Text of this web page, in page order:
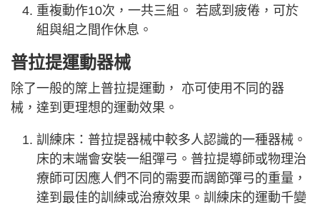
重複動作10次，一共三組。 若感到疲倦，可於
組與組之間作休息。
普拉提運動器械
除了一般的𥱊上普拉提運動， 亦可使用不同的器
械，達到更理想的運動效果。
訓練床：普拉提器械中較多人認識的一種器械。
床的末端會安裝一組彈弓。普拉提導師或物理治
療師可因應人們不同的需要而調節彈弓的重量，
達到最佳的訓練或治療效果。訓練床的運動千變